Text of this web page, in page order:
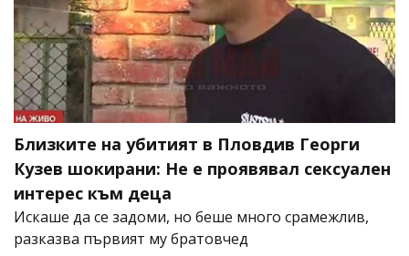
Близките на убитият в Пловдив Георги
Кузев шокирани: Не е проявявал сексуален
интерес към деца
Искаше да се задоми, но беше много срамежлив,
разказва първият му братовчед